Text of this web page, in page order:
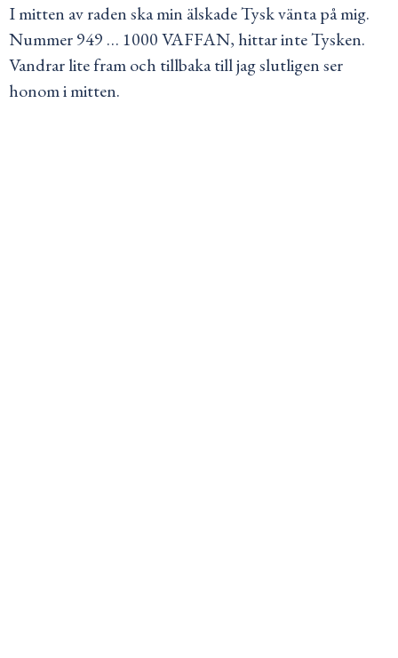
I mitten av raden ska min älskade Tysk vänta på mig.
Nummer 949 … 1000 VAFFAN, hittar inte Tysken.
Vandrar lite fram och tillbaka till jag slutligen ser
honom i mitten.